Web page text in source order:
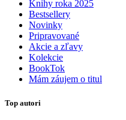
Knihy roka 2025
Bestsellery
Novinky
Pripravované
Akcie a zľavy
Kolekcie
BookTok
Mám záujem o titul
Top autori